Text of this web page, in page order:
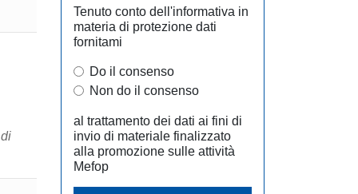
Tenuto conto dell'informativa in
materia di protezione dati
fornitami
Do il consenso
Non do il consenso
al trattamento dei dati ai fini di
invio di materiale finalizzato
alla promozione sulle attività
Mefop